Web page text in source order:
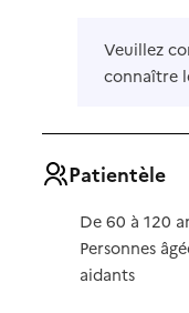
Veuillez
connaître
Patientèle
De 60 à 120
Personnes
aidants